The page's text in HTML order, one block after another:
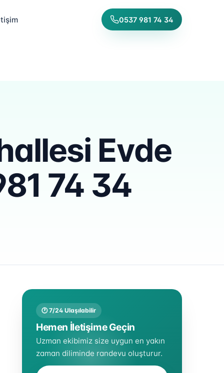
0537 981 74 34
Evde
74 34
🕐 7/24 Ulaşılabilir
Hemen İletişime Geçin
Uzman ekibimiz size uygun en yakın
zaman diliminde randevu oluşturur.